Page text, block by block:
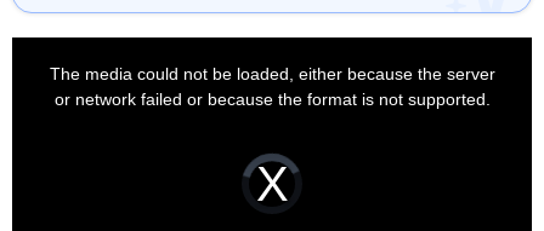
歲簡姓阿嬤，簡姓阿嬤翻滾數圈後重摔倒地，又被休旅
車輾壓，傷重送醫不治。離譜的是，肇事駕駛葉女車上
有3名幼童，但卻未裝設安全座椅，事件發生後，葉女抱
著1歲多的幼童下車，附近鄰居也出來查看，現場畫面也
Video
Player
loading.
The media could not be loaded, either because the server
or network failed or because the format is not supported.